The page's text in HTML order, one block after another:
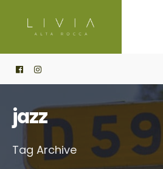
jazz
Tag Archive
for: